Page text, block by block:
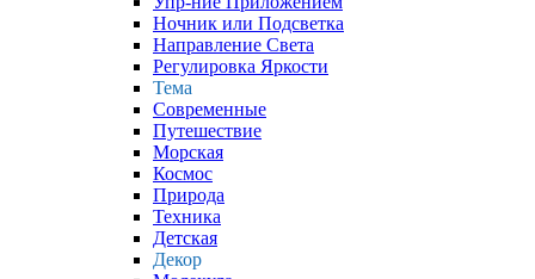
Ночник или Подсветка
Направление Света
Регулировка Яркости
Тема
Современные
Путешествие
Морская
Космос
Природа
Техника
Детская
Декор